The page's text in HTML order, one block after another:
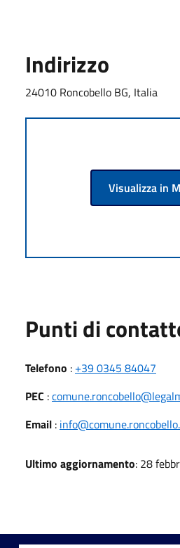
Indirizzo
24010 Roncobello BG, Italia
Visualizza in
Punti di
Telefono : +39 0345 84047
PEC :
Email :
Ultimo aggiornamento: 28